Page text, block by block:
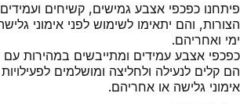
פיתחנו כפכפי אצבע גמישים, קשיחים
הצורות, והם יתאימו לשימוש לפני אימוני
ימי ואחריהם.
כפכפי אצבע עמידים ומתייבשים במהירות עם
הם קלים לנעילה ולחליצה ומושלמים
אימוני גלישה או אחריהם.